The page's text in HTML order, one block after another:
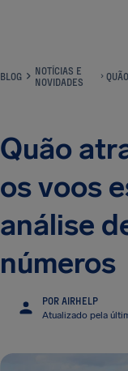
BLOG
NOTÍCIAS E
NOVIDADES
Quão
os voos
análise
números
POR AIRHELP
Atualizado pela